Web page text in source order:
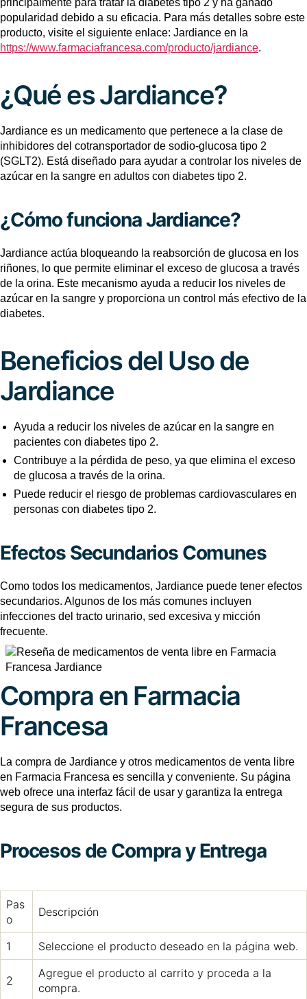
popularidad debido a su eficacia. Para más detalles sobre este
producto, visite el siguiente enlace: Jardiance en la
https://www.farmaciafrancesa.com/producto/jardiance.
¿Qué es Jardiance?
Jardiance es un medicamento que pertenece a la clase de
inhibidores del cotransportador de sodio-glucosa tipo 2
(SGLT2). Está diseñado para ayudar a controlar los niveles de
azúcar en la sangre en adultos con diabetes tipo 2.
¿Cómo funciona Jardiance?
Jardiance actúa bloqueando la reabsorción de glucosa en los
riñones, lo que permite eliminar el exceso de glucosa a través
de la orina. Este mecanismo ayuda a reducir los niveles de
azúcar en la sangre y proporciona un control más efectivo de la
diabetes.
Beneficios del Uso de
Jardiance
Ayuda a reducir los niveles de azúcar en la sangre en
pacientes con diabetes tipo 2.
Contribuye a la pérdida de peso, ya que elimina el exceso
de glucosa a través de la orina.
Puede reducir el riesgo de problemas cardiovasculares en
personas con diabetes tipo 2.
Efectos Secundarios Comunes
Como todos los medicamentos, Jardiance puede tener efectos
secundarios. Algunos de los más comunes incluyen
infecciones del tracto urinario, sed excesiva y micción
frecuente.
Compra en Farmacia
Francesa
La compra de Jardiance y otros medicamentos de venta libre
en Farmacia Francesa es sencilla y conveniente. Su página
web ofrece una interfaz fácil de usar y garantiza la entrega
segura de sus productos.
Procesos de Compra y Entrega
Pas
o
Descripción
1 Seleccione el producto deseado en la página web.
2
Agregue el producto al carrito y proceda a la
compra.